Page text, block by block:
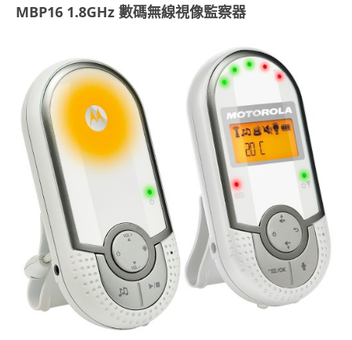
MBP16 1.8GHz 數碼無線視像監察器